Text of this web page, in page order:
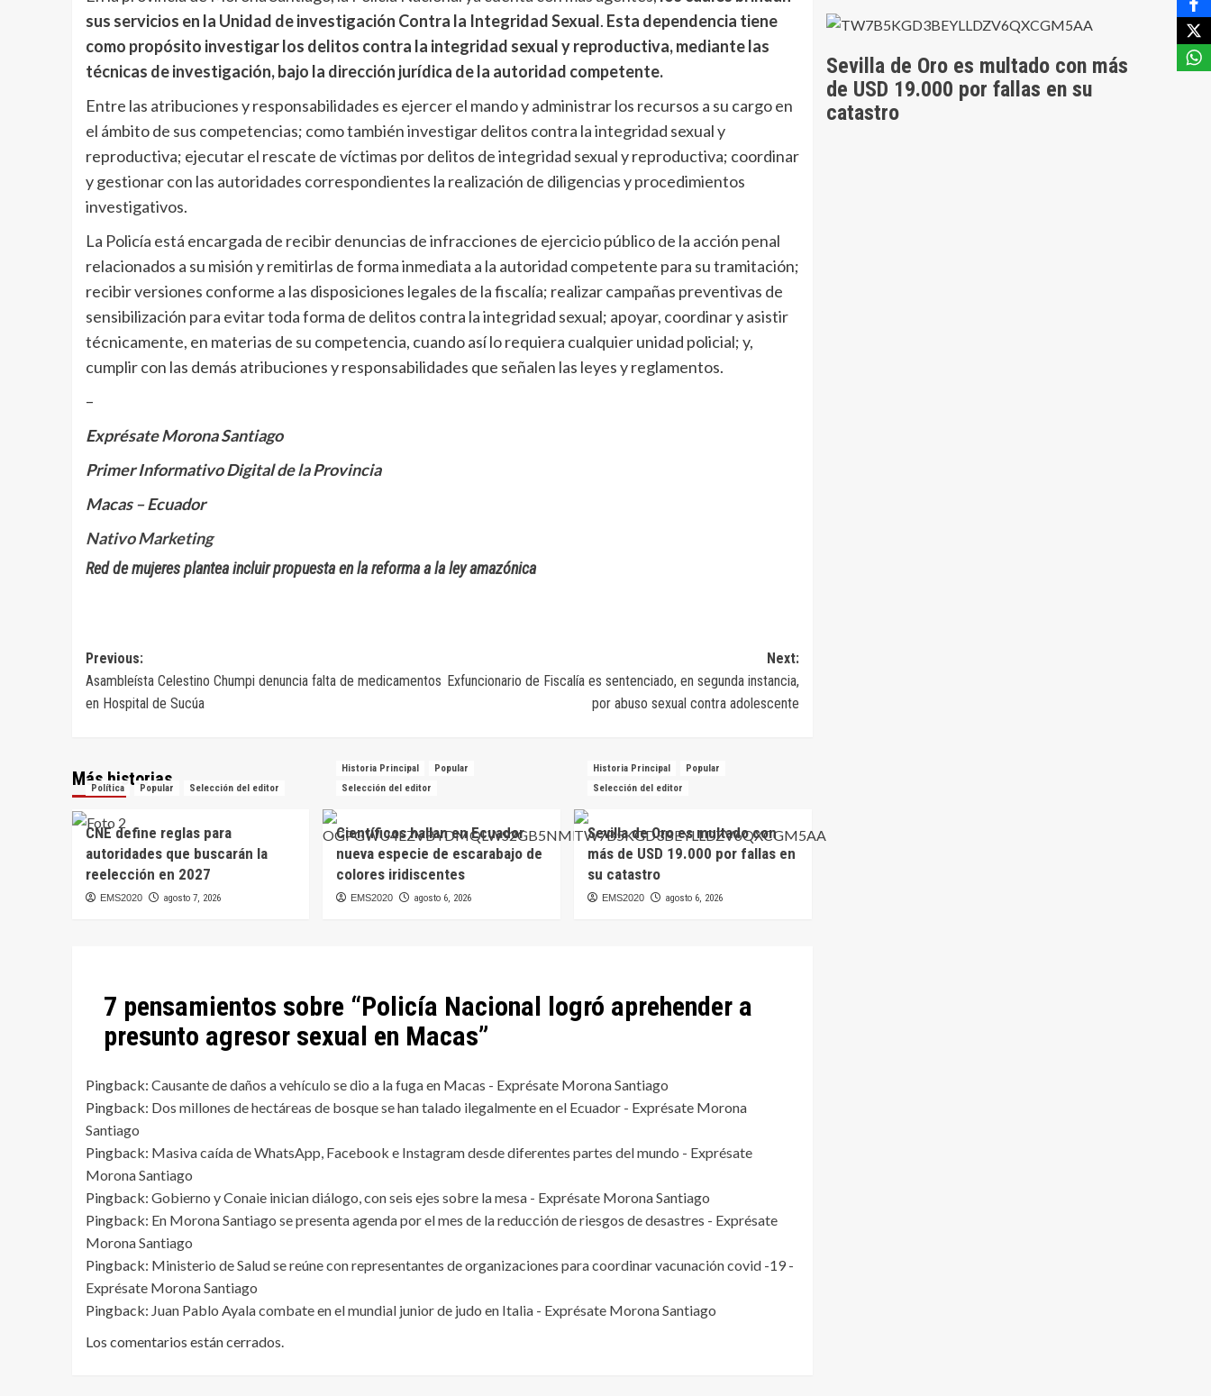
sus servicios en la Unidad de investigación Contra la Integridad Sexual. Esta dependencia tiene
como propósito investigar los delitos contra la integridad sexual y reproductiva, mediante las
técnicas de investigación, bajo la dirección jurídica de la autoridad competente.
Entre las atribuciones y responsabilidades es ejercer el mando y administrar los recursos a su cargo en
el ámbito de sus competencias; como también investigar delitos contra la integridad sexual y
reproductiva; ejecutar el rescate de víctimas por delitos de integridad sexual y reproductiva; coordinar
y gestionar con las autoridades correspondientes la realización de diligencias y procedimientos
investigativos.
La Policía está encargada de recibir denuncias de infracciones de ejercicio público de la acción penal
relacionados a su misión y remitirlas de forma inmediata a la autoridad competente para su tramitación;
recibir versiones conforme a las disposiciones legales de la fiscalía; realizar campañas preventivas de
sensibilización para evitar toda forma de delitos contra la integridad sexual; apoyar, coordinar y asistir
técnicamente, en materias de su competencia, cuando así lo requiera cualquier unidad policial; y,
cumplir con las demás atribuciones y responsabilidades que señalen las leyes y reglamentos.
–
Exprésate Morona Santiago
Primer Informativo Digital de la Provincia
Macas – Ecuador
Nativo Marketing
Red de mujeres plantea incluir propuesta en la reforma a la ley amazónica
Navegación
de
entradas
Previous:
Asambleísta Celestino Chumpi denuncia falta de medicamentos
en Hospital de Sucúa
Next:
Exfuncionario de Fiscalía es sentenciado, en segunda instancia,
por abuso sexual contra adolescente
Más historias
Política Popular Selección del editor
CNE define reglas para
autoridades que buscarán la
reelección en 2027
EMS2020 agosto 7, 2026
Historia Principal
Popular
Selección del editor
Científicos hallan en Ecuador
nueva especie de escarabajo de
colores iridiscentes
EMS2020 agosto 6, 2026
Historia Principal
Popular
Selección del editor
Sevilla de Oro es multado con
más de USD 19.000 por fallas en
su catastro
EMS2020 agosto 6, 2026
7 pensamientos sobre “Policía Nacional logró aprehender a
presunto agresor sexual en Macas”
Pingback: Causante de daños a vehículo se dio a la fuga en Macas - Exprésate Morona Santiago
Pingback: Dos millones de hectáreas de bosque se han talado ilegalmente en el Ecuador - Exprésate Morona
Santiago
Pingback: Masiva caída de WhatsApp, Facebook e Instagram desde diferentes partes del mundo - Exprésate
Morona Santiago
Pingback: Gobierno y Conaie inician diálogo, con seis ejes sobre la mesa - Exprésate Morona Santiago
Pingback: En Morona Santiago se presenta agenda por el mes de la reducción de riesgos de desastres - Exprésate
Morona Santiago
Pingback: Ministerio de Salud se reúne con representantes de organizaciones para coordinar vacunación covid -19 -
Exprésate Morona Santiago
Pingback: Juan Pablo Ayala combate en el mundial junior de judo en Italia - Exprésate Morona Santiago
Los comentarios están cerrados.
Sevilla de Oro es multado con más
de USD 19.000 por fallas en su
catastro